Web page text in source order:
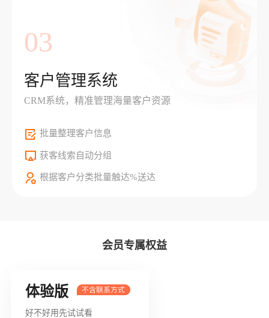
03
客户管理系统
CRM系统，精准管理海量客户资源
批量整理客户信息
获客线索自动分组
根据客户分类批量触达%送达
会员专属权益
体验版
好不好用先试试看